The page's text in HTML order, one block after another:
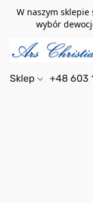
W naszym
wybór
Sklep +48 603